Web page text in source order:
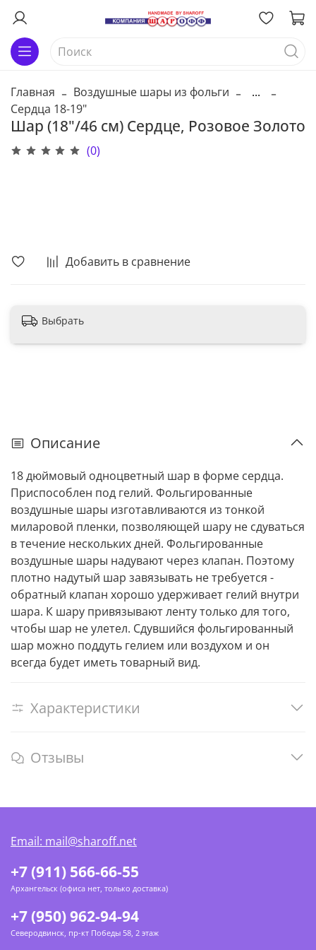
Главная Воздушные шары из фольги
...
Сердца 18-19"
Шар (18"/46 см) Сердце, Розовое Золото
(0)
Добавить в сравнение
Выбрать
Описание
18 дюймовый одноцветный шар в форме сердца.
Приспособлен под гелий. Фольгированные
воздушные шары изготавливаются из тонкой
миларовой пленки, позволяющей шару не сдуваться
в течение нескольких дней. Фольгированные
воздушные шары надувают через клапан. Поэтому
плотно надутый шар завязывать не требуется -
обратный клапан хорошо удерживает гелий внутри
шара. К шару привязывают ленту только для того,
чтобы шар не улетел. Сдувшийся фольгированный
шар можно поддуть гелием или воздухом и он
всегда будет иметь товарный вид.
Характеристики
Отзывы
+7 (911) 566-66-55
Архангельск (офиса нет, только доставка)
+7 (950) 962-94-94
Северодвинск, пр-кт Победы 58, 2 этаж
Email: mail@sharoff.net